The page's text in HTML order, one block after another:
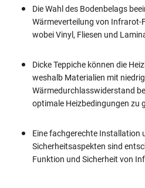
Die Wahl des Bodenbelags
Wärmeverteilung von Infrarot-
wobei Vinyl, Fliesen und
Dicke Teppiche können die
weshalb Materialien mit
Wärmedurchlasswiderstand
optimale Heizbedingungen zu
Eine fachgerechte Installation
Sicherheitsaspekten sind
Funktion und Sicherheit von